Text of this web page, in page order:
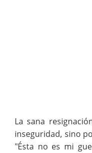
La sana
inseguridad, sino
"Ésta no es mi